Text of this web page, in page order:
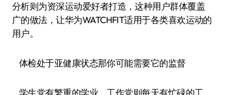
分析则为资深运动爱好者打造，这种用户群体覆盖
广的做法，让华为WATCHFIT适用于各类喜欢运动的
用户。
体检处于亚健康状态那你可能需要它的监督